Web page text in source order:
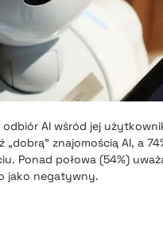
AI wśród jej
znajomością AI, a
Ponad połowa (54%)
jako negatywny.